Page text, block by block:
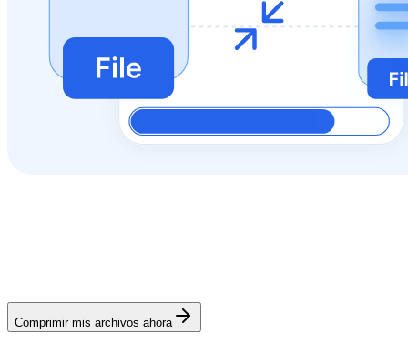
Comprimir mis archivos ahora